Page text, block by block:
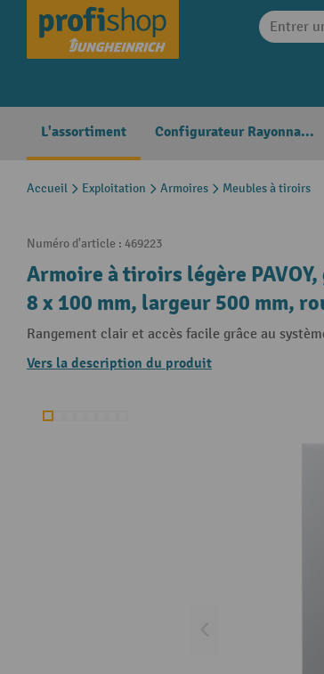
Skip to main navigation
L'assortiment Configurateur Rayonnages
Accueil Exploitation Armoires Meubles à tiroirs
Numéro d'article : 469223
Armoire à tiroirs légère
8 x 100 mm, largeur 500 mm,
Rangement clair et accès facile grâce au
Vers la description du produit